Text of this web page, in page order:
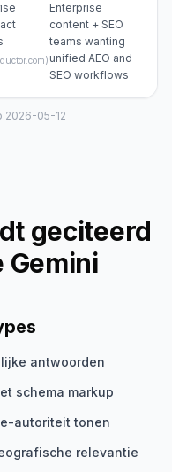
)
Enterprise
content + SEO
teams wanting
unified AEO and
SEO workflows
2026-05-12
geciteerd
Gemini
antwoorden
schema markup
autoriteit tonen
relevantie